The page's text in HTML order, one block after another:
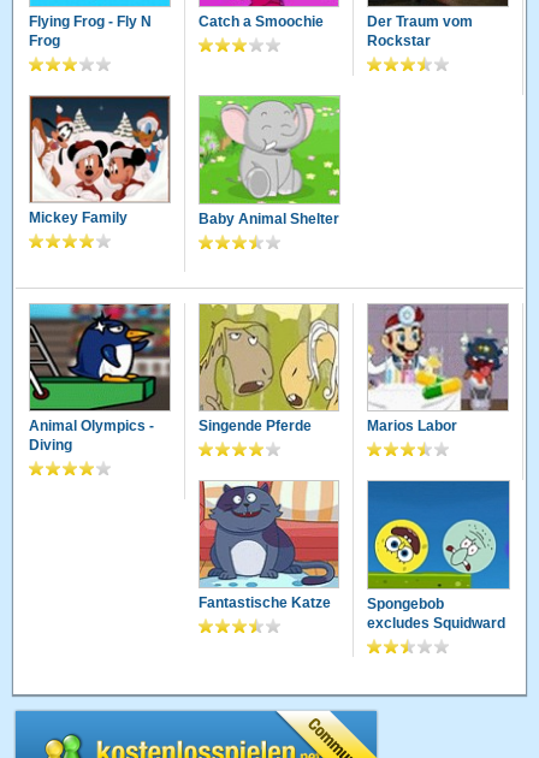
Flying Frog - Fly N
Frog
Catch a Smoochie
Der Traum vom
Rockstar
Mickey Family Baby Animal Shelter
Animal Olympics -
Diving
Singende Pferde Marios Labor
Fantastische Katze
Spongebob
excludes Squidward